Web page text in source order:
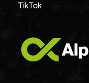
TikTok